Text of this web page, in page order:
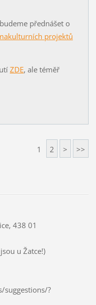
přednášet o
projektů
ZDE, ale téměř
1 2 > >>
438 01
u Žatce!)
?